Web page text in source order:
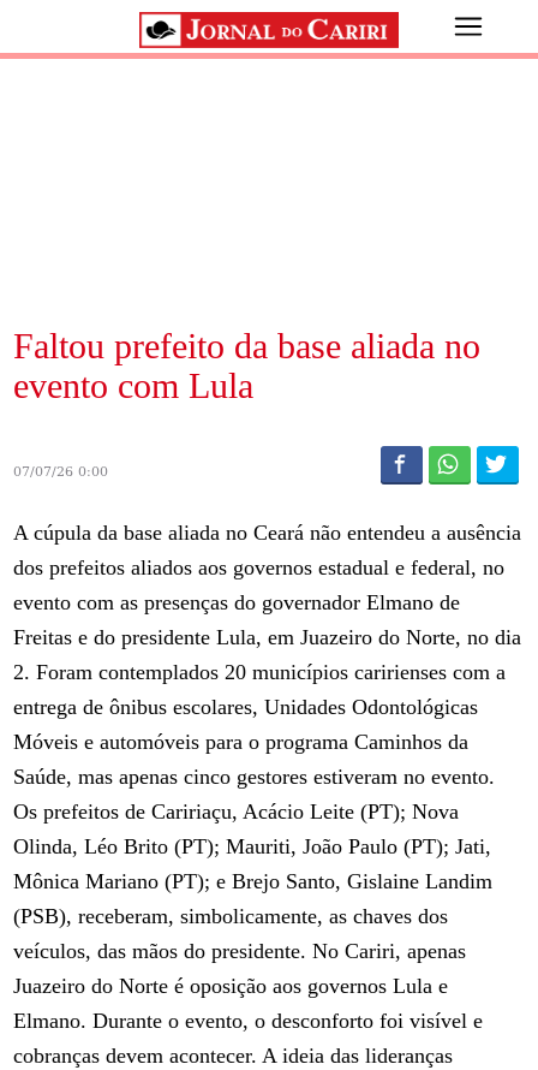
Faltou prefeito da base aliada no
evento com Lula
07/07/26 0:00
A cúpula da base aliada no Ceará não entendeu a ausência
dos prefeitos aliados aos governos estadual e federal, no
evento com as presenças do governador Elmano de
Freitas e do presidente Lula, em Juazeiro do Norte, no dia
2. Foram contemplados 20 municípios caririenses com a
entrega de ônibus escolares, Unidades Odontológicas
Móveis e automóveis para o programa Caminhos da
Saúde, mas apenas cinco gestores estiveram no evento.
Os prefeitos de Caririaçu, Acácio Leite (PT); Nova
Olinda, Léo Brito (PT); Mauriti, João Paulo (PT); Jati,
Mônica Mariano (PT); e Brejo Santo, Gislaine Landim
(PSB), receberam, simbolicamente, as chaves dos
veículos, das mãos do presidente. No Cariri, apenas
Juazeiro do Norte é oposição aos governos Lula e
Elmano. Durante o evento, o desconforto foi visível e
cobranças devem acontecer. A ideia das lideranças